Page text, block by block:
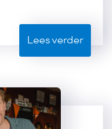
Lees verder